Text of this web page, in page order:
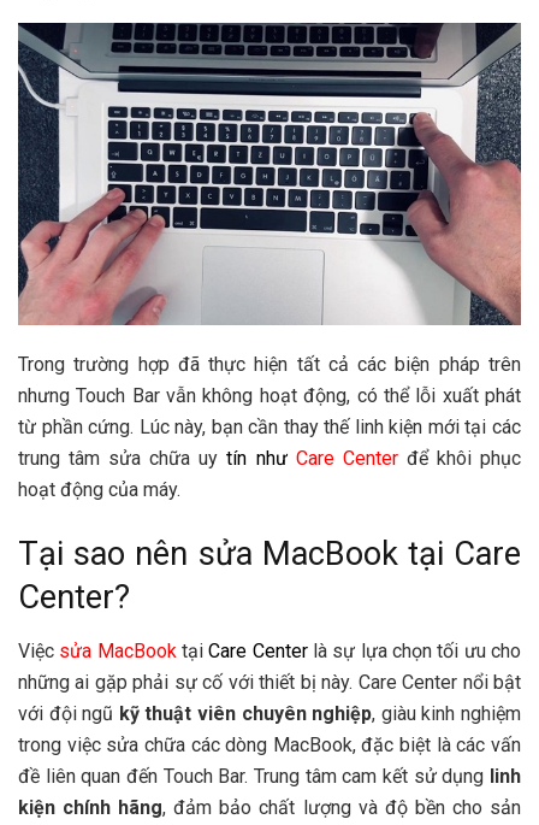
Trong trường hợp đã thực hiện tất cả các biện pháp trên
nhưng Touch Bar vẫn không hoạt động, có thể lỗi xuất phát
từ phần cứng. Lúc này, bạn cần thay thế linh kiện mới tại các
trung tâm sửa chữa uytín nhưCare Center để khôi phục
hoạt động của máy.
Tại sao nên sửa MacBook tại Care
Center?
Việc sửa MacBook tạiCare Centerlà sự lựa chọn tối ưu cho
những ai gặp phải sự cố với thiết bị này. Care Center nổi bật
với đội ngũ kỹ thuật viên chuyên nghiệp, giàu kinh nghiệm
trong việc sửa chữa các dòng MacBook, đặc biệt là các vấn
đề liên quan đến Touch Bar. Trung tâm cam kết sử dụng linh
kiện chính hãng, đảm bảo chất lượng và độ bền cho sản